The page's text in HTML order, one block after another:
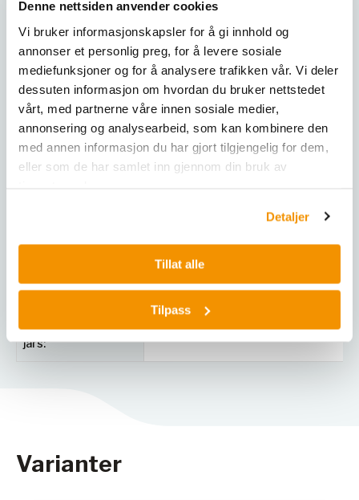
Denne nettsiden anvender cookies
Vi bruker informasjonskapsler for å gi innhold og
annonser et personlig preg, for å levere sosiale
mediefunksjoner og for å analysere trafikken vår. Vi deler
dessuten informasjon om hvordan du bruker nettstedet
vårt, med partnerne våre innen sosiale medier,
annonsering og analysearbeid, som kan kombinere den
med annen informasjon du har gjort tilgjengelig for dem,
eller som de har samlet inn gjennom din bruk av
Detaljer
Tillat alle
Tilpass
eller fibrøse materialer.
Tilleggsutstyr
For å utvide funksjonaliteten til PM 200, er følgende
tilbehør tilgjengelig:
Ulike beholdere i materialer som herdet stål,
rustfritt stål, wolframkarbid, agat og
GrindControl-system for måling av temperatur og
atmosfære inne i beholderen.
Adaptere for stabling av mindre beholdere for
økt prøvekapasitet.
Tekniske spesifikasjoner
To maleplasser for beholdere med nominelt
volum fra 12 ml til 125 ml.
Final fineness: < 1 µm, for colloidal grinding < 0.1 µm
Batch size / feed
quantity:
max. 2 x 50 ml
No. of grinding
stations:
Speed ratio: 1 : -2
157 mm
G-force: 37.1 g
Type of grinding
jars:
EasyFit, optional areation covers,
Varianter